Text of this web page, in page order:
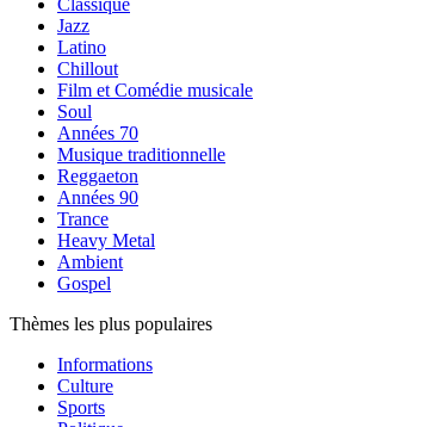
Classique
Jazz
Latino
Chillout
Film et Comédie musicale
Soul
Années 70
Musique traditionnelle
Reggaeton
Années 90
Trance
Heavy Metal
Ambient
Gospel
Thèmes les plus populaires
Informations
Culture
Sports